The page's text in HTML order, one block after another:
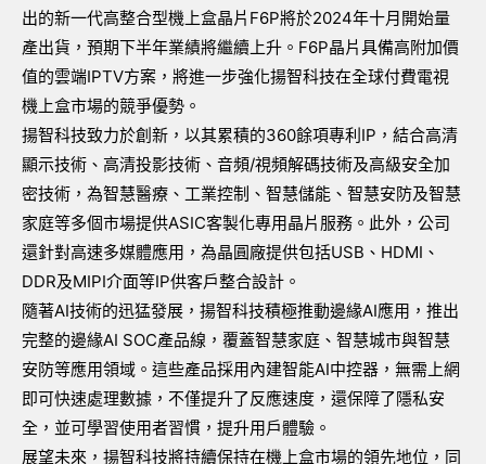
出的新一代高整合型機上盒晶片 F6P將於2024年十月開始量
產出貨，預期下半年業績將繼續上升。 F6P晶片具備高附加價
值的雲端IPTV方案，將進一步強化揚智科技在全球付費電視
機上盒市場的競爭優勢。
揚智科技致力於創新，以其累積的360餘項專利IP ，結合高清
顯示技術、高清投影技術、音頻/視頻解碼技術及高級安全加
密技術，為智慧醫療、工業控制、智慧儲能、智慧安防及智慧
家庭等多個市場提供ASIC客製化專用晶片服務。此外，公司
還針對高速多媒體應用，為晶圓廠提供包括USB 、 HDMI 、
DDR及MIPI介面等IP供客戶整合設計。
隨著AI技術的迅猛發展，揚智科技積極推動邊緣AI應用，推出
完整的邊緣AI SOC產品線，覆蓋智慧家庭、智慧城市與智慧
安防等應用領域。這些產品採用內建智能AI中控器，無需上網
即可快速處理數據，不僅提升了反應速度，還保障了隱私安
全，並可學習使用者習慣，提升用戶體驗。
展望未來，揚智科技將持續保持在機上盒市場的領先地位，同